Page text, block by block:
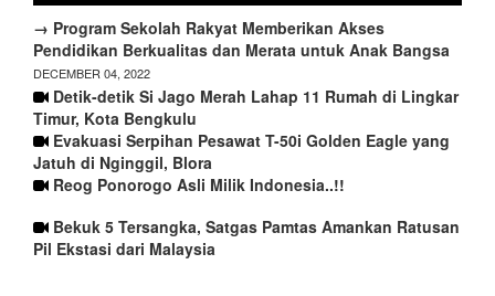
→ Program Sekolah Rakyat Memberikan Akses
Pendidikan Berkualitas dan Merata untuk Anak Bangsa
DECEMBER 04, 2022
Detik-detik Si Jago Merah Lahap 11 Rumah di Lingkar
Timur, Kota Bengkulu
Evakuasi Serpihan Pesawat T-50i Golden Eagle yang
Jatuh di Nginggil, Blora
Reog Ponorogo Asli Milik Indonesia..!!
Bekuk 5 Tersangka, Satgas Pamtas Amankan Ratusan
Pil Ekstasi dari Malaysia